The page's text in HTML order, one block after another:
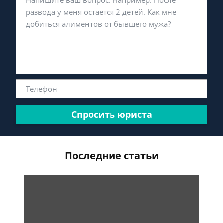
Спросить юриста
Последние статьи